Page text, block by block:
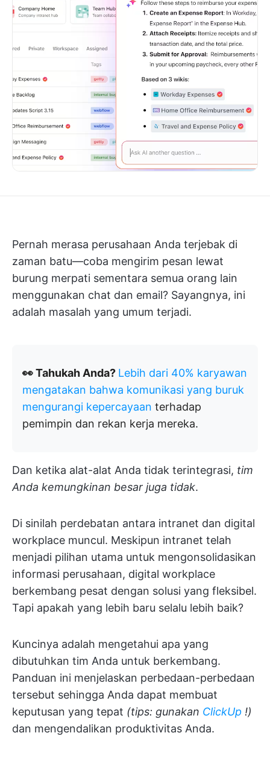
Pernah merasa perusahaan Anda terjebak di
zaman batu—coba mengirim pesan lewat
burung merpati sementara semua orang lain
menggunakan chat dan email? Sayangnya, ini
adalah masalah yang umum terjadi.
👀 Tahukah Anda? Lebih dari 40% karyawan
mengatakan bahwa komunikasi yang buruk
mengurangi kepercayaan terhadap
pemimpin dan rekan kerja mereka.
Dan ketika alat-alat Anda tidak terintegrasi, tim
Anda kemungkinan besar juga tidak.
Di sinilah perdebatan antara intranet dan digital
workplace muncul. Meskipun intranet telah
menjadi pilihan utama untuk mengonsolidasikan
informasi perusahaan, digital workplace
berkembang pesat dengan solusi yang fleksibel.
Tapi apakah yang lebih baru selalu lebih baik?
Kuncinya adalah mengetahui apa yang
dibutuhkan tim Anda untuk berkembang.
Panduan ini menjelaskan perbedaan-perbedaan
tersebut sehingga Anda dapat membuat
keputusan yang tepat (tips: gunakan ClickUp !)
dan mengendalikan produktivitas Anda.